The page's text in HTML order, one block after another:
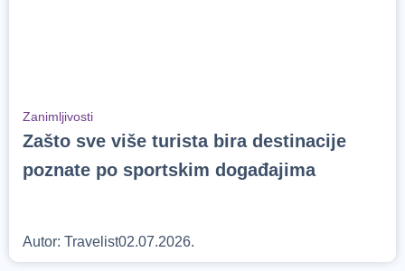
Zanimljivosti
Zašto sve više turista bira destinacije
poznate po sportskim događajima
Autor: Travelist02.07.2026.